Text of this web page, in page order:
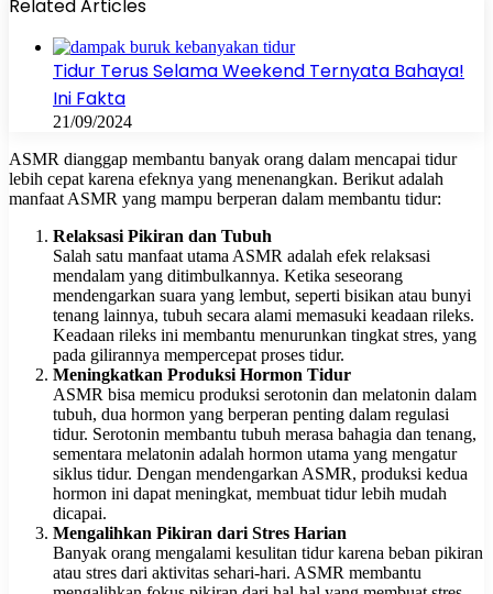
Related Articles
Tidur Terus Selama Weekend Ternyata Bahaya!
Ini Fakta
21/09/2024
ASMR dianggap membantu banyak orang dalam mencapai tidur
lebih cepat karena efeknya yang menenangkan. Berikut adalah
manfaat ASMR yang mampu berperan dalam membantu tidur:
Relaksasi Pikiran dan Tubuh
Salah satu manfaat utama ASMR adalah efek relaksasi
mendalam yang ditimbulkannya. Ketika seseorang
mendengarkan suara yang lembut, seperti bisikan atau bunyi
tenang lainnya, tubuh secara alami memasuki keadaan rileks.
Keadaan rileks ini membantu menurunkan tingkat stres, yang
pada gilirannya mempercepat proses tidur.
Meningkatkan Produksi Hormon Tidur
ASMR bisa memicu produksi serotonin dan melatonin dalam
tubuh, dua hormon yang berperan penting dalam regulasi
tidur. Serotonin membantu tubuh merasa bahagia dan tenang,
sementara melatonin adalah hormon utama yang mengatur
siklus tidur. Dengan mendengarkan ASMR, produksi kedua
hormon ini dapat meningkat, membuat tidur lebih mudah
dicapai.
Mengalihkan Pikiran dari Stres Harian
Banyak orang mengalami kesulitan tidur karena beban pikiran
atau stres dari aktivitas sehari-hari. ASMR membantu